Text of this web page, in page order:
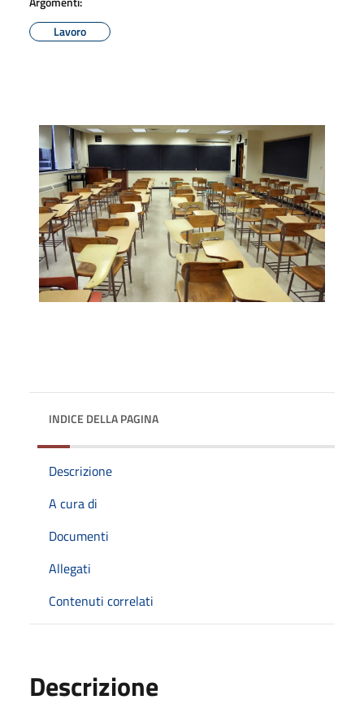
Lavoro
INDICE DELLA PAGINA
Descrizione
A cura di
Documenti
Allegati
Contenuti correlati
Descrizione